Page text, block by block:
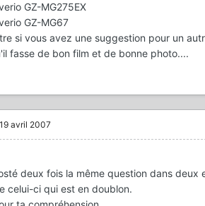
GZ-MG275EX
GZ-MG67
si vous avez une suggestion pour un
fasse de bon film et de bonne photo....
19 avril 2007
deux fois la même question dans deux
celui-ci qui est en doublon.